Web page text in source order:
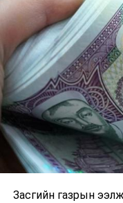
Засгийн газрын